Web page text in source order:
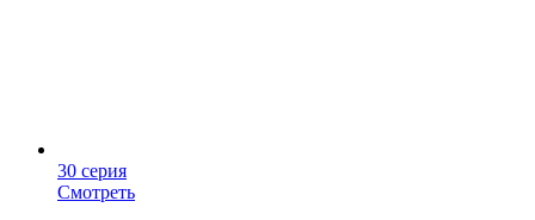
30 серия
Смотреть